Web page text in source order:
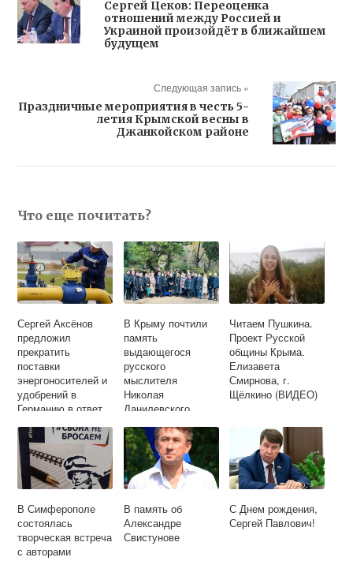
Сергей Цеков: Переоценка
отношений между Россией и
Украиной произойдёт в ближайшем
будущем
Следующая запись »
Праздничные мероприятия в честь 5-
летия Крымской весны в
Джанкойском районе
Что еще почитать?
Сергей Аксёнов
предложил
прекратить
поставки
энергоносителей и
удобрений в
Германию в ответ
немецких танков на
Украину
В Крыму почтили
память
выдающегося
русского
мыслителя
Николая
Данилевского
Читаем Пушкина.
Проект Русской
общины Крыма.
Елизавета
Смирнова, г.
Щёлкино (ВИДЕО)
В Симферополе
состоялась
творческая встреча
с авторами
В память об
Александре
Свистунове
С Днем рождения,
Сергей Павлович!